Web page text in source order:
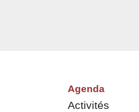
Agenda
Activités